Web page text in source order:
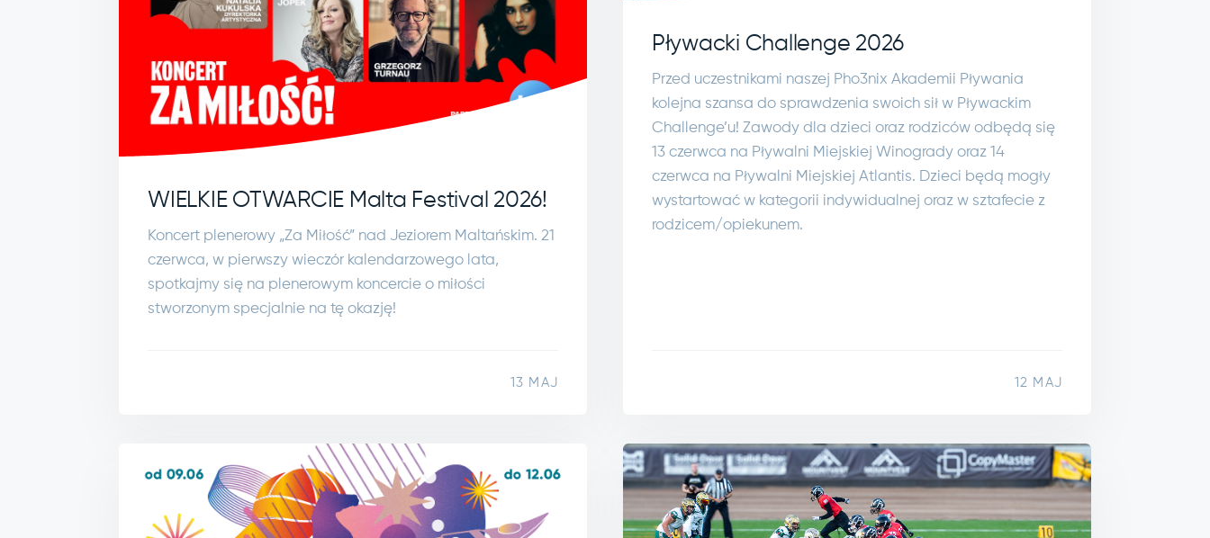
WIELKIE OTWARCIE Malta Festival 2026!
Koncert plenerowy „Za Miłość” nad Jeziorem Maltańskim. 21
czerwca, w pierwszy wieczór kalendarzowego lata,
spotkajmy się na plenerowym koncercie o miłości
stworzonym specjalnie na tę okazję!
13 MAJ
Pływacki Challenge 2026
Przed uczestnikami naszej Pho3nix Akademii Pływania
kolejna szansa do sprawdzenia swoich sił w Pływackim
Challenge’u! Zawody dla dzieci oraz rodziców odbędą się
13 czerwca na Pływalni Miejskiej Winogrady oraz 14
czerwca na Pływalni Miejskiej Atlantis. Dzieci będą mogły
wystartować w kategorii indywidualnej oraz w sztafecie z
rodzicem/opiekunem.
12 MAJ